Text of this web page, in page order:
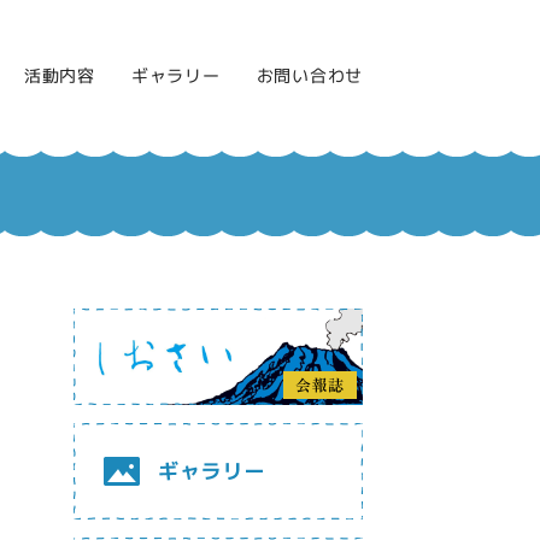
活動内容 ギャラリー お問い合わせ